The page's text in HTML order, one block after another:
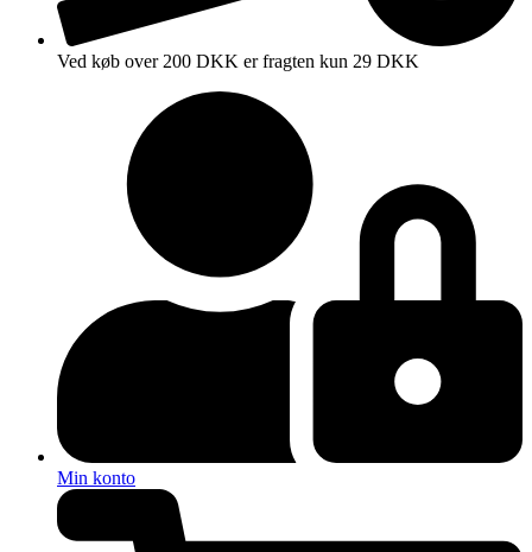
Ved køb over 200 DKK er fragten kun 29 DKK
Min konto